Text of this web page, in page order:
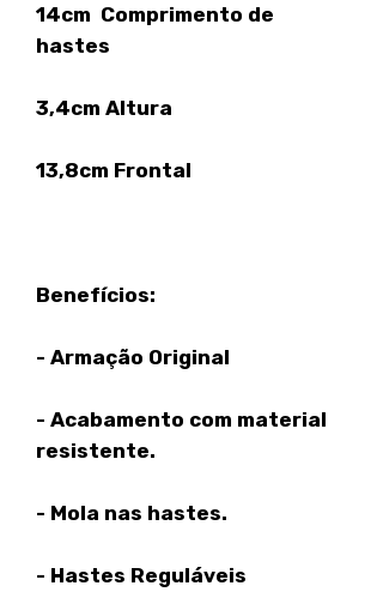
14cm Comprimento de
hastes
3,4cm Altura
13,8cm Frontal
Benefícios:
- Armação Original
- Acabamento com material
resistente.
- Mola nas hastes.
- Hastes Reguláveis